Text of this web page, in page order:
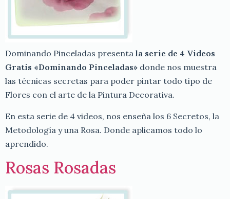
Dominando Pinceladas presenta la serie de 4 Videos
Gratis «Dominando Pinceladas» donde nos muestra
las técnicas secretas para poder pintar todo tipo de
Flores con el arte de la Pintura Decorativa.
En esta serie de 4 videos, nos enseña los 6 Secretos, la
Metodología y una Rosa. Donde aplicamos todo lo
aprendido.
Rosas Rosadas